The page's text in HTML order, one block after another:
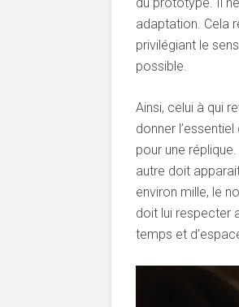
adaptation. Cela
privilégiant le
possible.
Ainsi, celui à qui
donner
pour une
autre doit
environ mille, le
doit lui respecter
temps et